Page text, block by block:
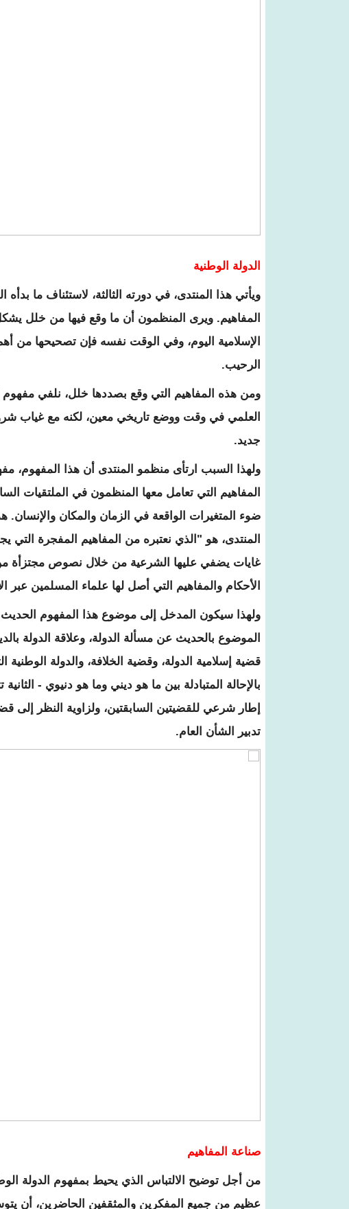
الدولة الوطنية
ويأتي هذا المنتدى، في دورته الثالثة، لاستئناف ما
المفاهيم. ويرى المنظمون أن ما وقع فيها من خلل
الإسلامية اليوم، وفي الوقت نفسه فإن تصحيحها من
الرحيب.
ومن هذه المفاهيم التي وقع بصددها خلل، نلفي
العلمي في وقت ووضع تاريخي معين، لكنه مع غياب
جديد.
ولهذا السبب ارتأى منظمو المنتدى أن هذا المفهوم،
المفاهيم التي تعامل معها المنظمون في الملتقيات
ضوء المتغيرات الواقعة في الزمان والمكان والإنسان.
المنتدى، هو "الذي نعتبره من المفاهيم المفجرة التي
غايات يضفي عليها الشرعية من خلال نصوص مجتزأة من
الأحكام والمفاهيم التي أصل لها علماء المسلمين عبر
ولهذا سيكون المدخل إلى موضوع هذا المفهوم
الموضوع بالحديث عن مسألة الدولة، وعلاقة الدولة
قضية إسلامية الدولة، وقضية الخلافة، والدولة الوطنية
بالإحالة المتبادلة بين ما هو ديني وما هو دنيوي -
إطار شرعي للقضيتين السابقتين، ولزاوية النظر إلى
تدبير الشأن العام.
صناعة المفاهيم
من أجل توضيح الالتباس الذي يحيط بمفهوم الدولة
عظيم من جميع المفكرين والمثقفين الحاضرين، أن